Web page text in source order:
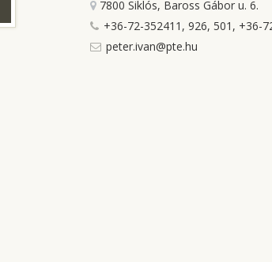
7800 Siklós, Baross Gábor u. 6.
+36-72-352411, 926, 501, +36-
peter.ivan@pte.hu